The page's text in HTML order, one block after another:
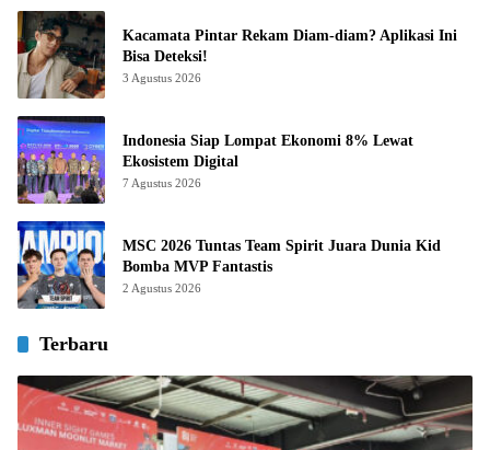
Kacamata Pintar Rekam Diam-diam? Aplikasi Ini
Bisa Deteksi!
3 Agustus 2026
Indonesia Siap Lompat Ekonomi 8% Lewat
Ekosistem Digital
7 Agustus 2026
MSC 2026 Tuntas Team Spirit Juara Dunia Kid
Bomba MVP Fantastis
2 Agustus 2026
Terbaru